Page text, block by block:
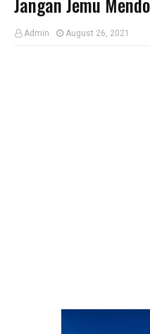
Admin August 26, 2021